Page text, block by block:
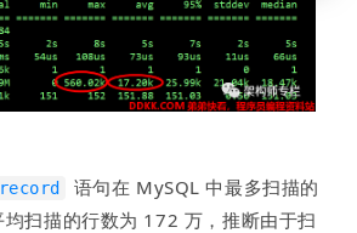
语句在 MySQL 中最多扫描的
扫描的行数为 172 万，推断由于扫